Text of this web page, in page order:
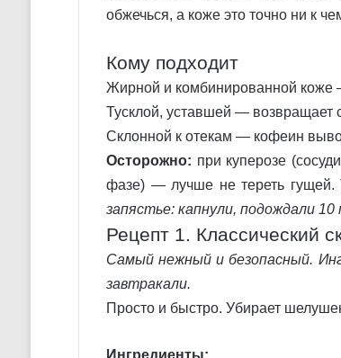
обжечься, а коже это точно ни к
Кому подходит
Жирной и комбинированной коже
Тусклой, уставшей — возвращает
Склонной к отекам — кофеин
Осторожно: при куперозе
фазе) — лучше не тереть гущей.
запястье: капнули, подождали
Рецепт 1. Классический
Самый нежный и безопасный.
завтракали.
Просто и быстро. Убирает